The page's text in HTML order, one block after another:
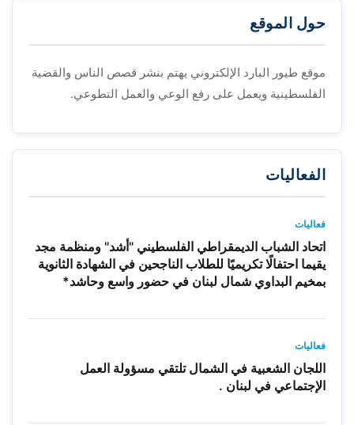
حول الموقع
موقع طيور البارد الإلكتروني يهتم بنشر قصص الناس والقضية
الفلسطينية ويعمل على رفع الوعي والعمل التطوعي.
الفعاليات
فعاليات
اتحاد الشباب الديمقراطي الفلسطيني "أشد" ومنظمة مجد
يقيما احتفالًا تكريميًا للطلاب الناجحين في الشهادة الثانوية
بمخيم البداوي شمال لبنان في حضور واسع وحاشد*
فعاليات
اللجان الشعبية في الشمال تلتقي مسؤولة العمل
الإجتماعي في لبنان .